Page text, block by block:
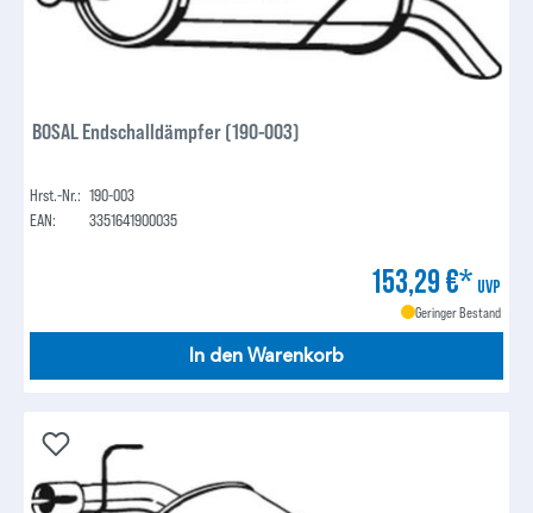
BOSAL Endschalldämpfer (190-003)
Hrst.-Nr.: 190-003
EAN:
3351641900035
153,29 €* UVP
Geringer Bestand
In den Warenkorb